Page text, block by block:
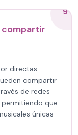
9
compartir
directas
compartir
de redes
que
únicas